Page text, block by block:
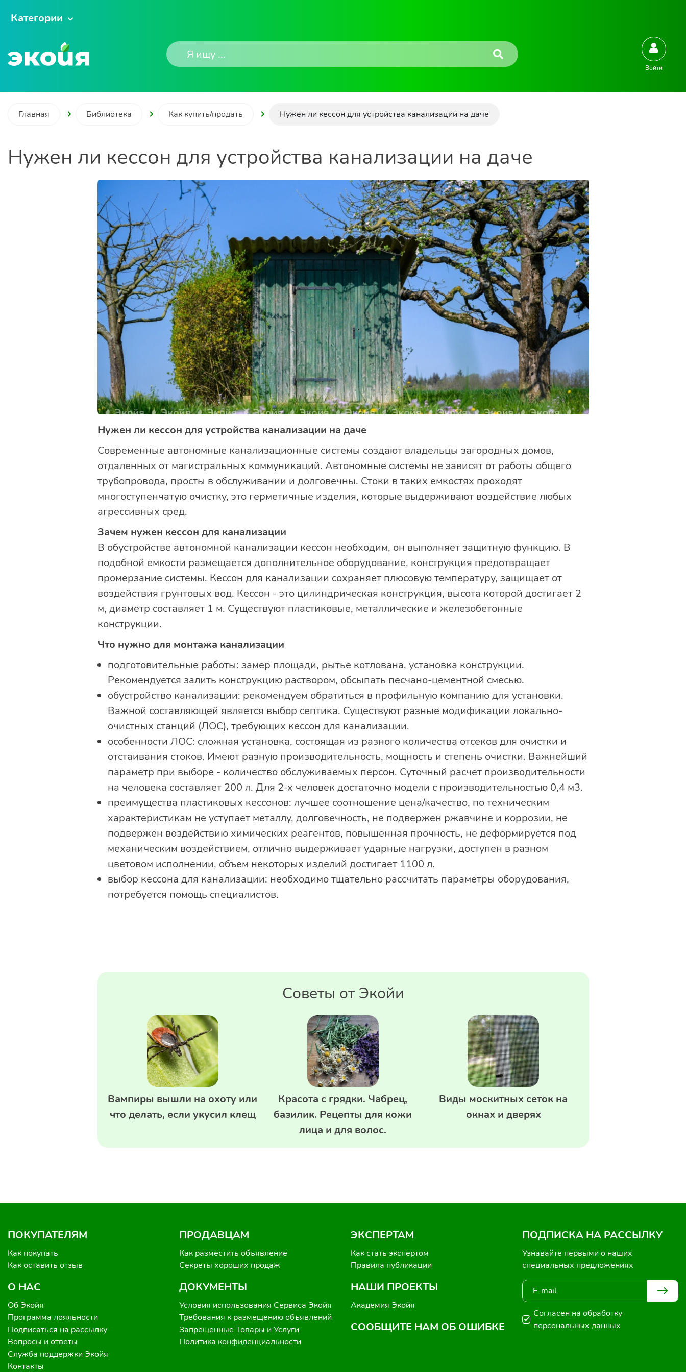
Категории
Войти
Главная Библиотека Как купить/продать Нужен ли кессон для устройства канализации на даче
Нужен ли кессон для устройства канализации на даче
Нужен ли кессон для устройства канализации на даче
Современные автономные канализационные системы создают владельцы загородных домов,
отдаленных от магистральных коммуникаций. Автономные системы не зависят от работы общего
трубопровода, просты в обслуживании и долговечны. Стоки в таких емкостях проходят
многоступенчатую очистку, это герметичные изделия, которые выдерживают воздействие любых
агрессивных сред.
Зачем нужен кессон для канализации
В обустройстве автономной канализации кессон необходим, он выполняет защитную функцию. В
подобной емкости размещается дополнительное оборудование, конструкция предотвращает
промерзание системы. Кессон для канализации сохраняет плюсовую температуру, защищает от
воздействия грунтовых вод. Кессон - это цилиндрическая конструкция, высота которой достигает 2
м, диаметр составляет 1 м. Существуют пластиковые, металлические и железобетонные
конструкции.
Что нужно для монтажа канализации
подготовительные работы: замер площади, рытье котлована, установка конструкции.
Рекомендуется залить конструкцию раствором, обсыпать песчано-цементной смесью.
обустройство канализации: рекомендуем обратиться в профильную компанию для установки.
Важной составляющей является выбор септика. Существуют разные модификации локально-
очистных станций (ЛОС), требующих кессон для канализации.
особенности ЛОС: сложная установка, состоящая из разного количества отсеков для очистки и
отстаивания стоков. Имеют разную производительность, мощность и степень очистки. Важнейший
параметр при выборе - количество обслуживаемых персон. Суточный расчет производительности
на человека составляет 200 л. Для 2-х человек достаточно модели с производительностью 0,4 м3.
преимущества пластиковых кессонов: лучшее соотношение цена/качество, по техническим
характеристикам не уступает металлу, долговечность, не подвержен ржавчине и коррозии, не
подвержен воздействию химических реагентов, повышенная прочность, не деформируется под
механическим воздействием, отлично выдерживает ударные нагрузки, доступен в разном
цветовом исполнении, объем некоторых изделий достигает 1100 л.
выбор кессона для канализации: необходимо тщательно рассчитать параметры оборудования,
потребуется помощь специалистов.
Советы от Экойи
Вампиры вышли на охоту или
что делать, если укусил клещ
Красота с грядки. Чабрец,
базилик. Рецепты для кожи
лица и для волос.
Виды москитных сеток на
окнах и дверях
ПОКУПАТЕЛЯМ
Как покупать
Как оставить отзыв
О НАС
Об Экойя
Программа лояльности
Подписаться на рассылку
Вопросы и ответы
Служба поддержки Экойя
Контакты
ПРОДАВЦАМ
Как разместить объявление
Секреты хороших продаж
ДОКУМЕНТЫ
Условия использования Сервиса Экойя
Требования к размещению объявлений
Запрещенные Товары и Услуги
Политика конфиденциальности
ЭКСПЕРТАМ
Как стать экспертом
Правила публикации
НАШИ ПРОЕКТЫ
Академия Экойя
СООБЩИТЕ НАМ ОБ ОШИБКЕ
ПОДПИСКА НА РАССЫЛКУ
Узнавайте первыми о наших
специальных предложениях
Согласен на обработку
персональных данных